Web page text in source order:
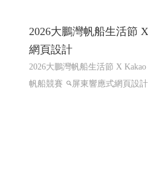
2026大鵬灣帆船生活節
網頁設計
2026大鵬灣帆船生活節 X
帆船競賽
屏東響應式網頁設